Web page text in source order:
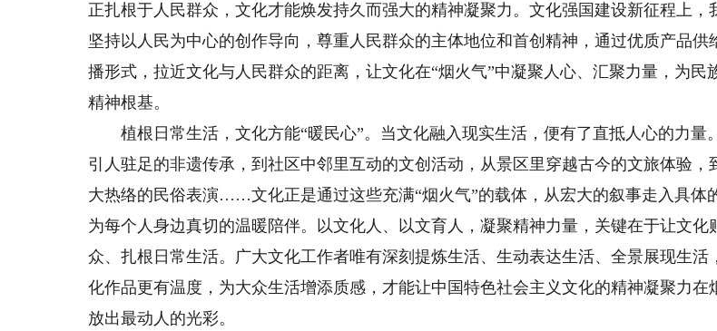
正扎根于人民群众，文化才能焕发持久而强大的精神凝聚力。文化强国建设新征程上，
坚持以人民为中心的创作导向，尊重人民群众的主体地位和首创精神，通过优质产品供
播形式，拉近文化与人民群众的距离，让文化在“烟火气”中凝聚人心、汇聚力量，为民
精神根基。
植根日常生活，文化方能“暖民心”。当文化融入现实生活，便有了直抵人心的力量
引人驻足的非遗传承，到社区中邻里互动的文创活动，从景区里穿越古今的文旅体验，
大热络的民俗表演……文化正是通过这些充满“烟火气”的载体，从宏大的叙事走入具体
为每个人身边真切的温暖陪伴。以文化人、以文育人，凝聚精神力量，关键在于让文化
众、扎根日常生活。广大文化工作者唯有深刻提炼生活、生动表达生活、全景展现生活
化作品更有温度，为大众生活增添质感，才能让中国特色社会主义文化的精神凝聚力在
放出最动人的光彩。